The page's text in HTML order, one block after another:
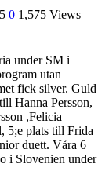
0 1,575 Views
under SM i
utan
fick silver. Guld
Hanna Persson,
,Felicia
5;e plats till Frida
duett. Våra 6
i Slovenien under